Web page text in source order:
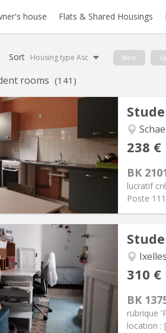
house Flats & Shared Housings
Sort Housing type Asc New
rooms (141)
238 €
BK
lucratif
Poste
Info
€
122 €
10 months
No
310 €
BK
rubrique
location :
Info
€
80 €
12 months
No